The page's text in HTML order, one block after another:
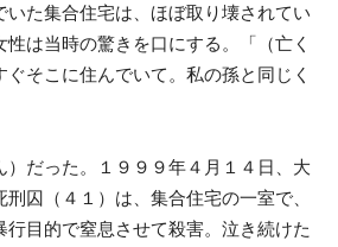
いた集合住宅は、ほぼ取り壊されてい
は当時の驚きを口にする。「（亡く
そこに住んでいて。私の孫と同じく
）だった。１９９９年４月１４日、大
囚（４１）は、集合住宅の一室で、
行目的で窒息させて殺害。泣き続けた